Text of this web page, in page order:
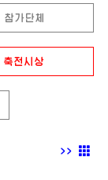
참가단체
축전시상
>>